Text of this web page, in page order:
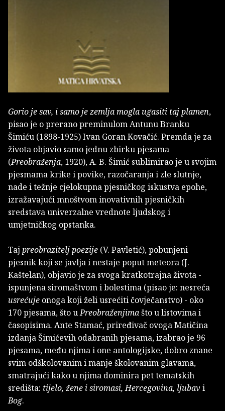
Gorio je sav, i samo je zemlja mogla ugasiti taj plamen,
pisao je o prerano preminulom Antunu Branku
Šimiću (1898-1925) Ivan Goran Kovačić. Premda je za
života objavio samo jednu zbirku pjesama
(Preobraženja, 1920), A. B. Šimić sublimirao je u svojim
pjesmama krike i povike, razočaranja i zle slutnje,
nade i težnje cjelokupna pjesničkog iskustva epohe,
izražavajući mnoštvom inovativnih pjesničkih
sredstava univerzalne vrednote ljudskog i
umjetničkog opstanka.
Taj preobrazitelj poezije (V. Pavletić), pobunjeni
pjesnik koji se javlja i nestaje poput meteora (J.
Kaštelan), objavio je za svoga kratkotrajna života -
ispunjena siromaštvom i bolestima (pisao je: nesreća
usrećuje onoga koji želi usrećiti čovječanstvo) - oko
170 pjesama, što uPreobraženjimašto u listovima i
časopisima. Ante Stamać, priređivač ovoga Matičina
izdanja Šimićevih odabranih pjesama, izabrao je 96
pjesama, među njima i one antologijske, dobro znane
svim odškolovanim i manje školovanim glavama,
smatrajući kako u njima dominira pet tematskih
središta: tijelo, žene i siromasi, Hercegovina, ljubav i
Bog.